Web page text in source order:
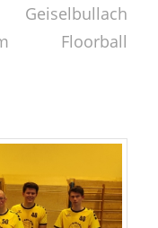
Floorball